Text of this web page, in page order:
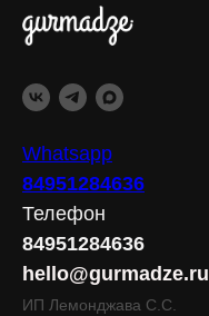
Whatsapp
84951284636
Телефон
84951284636
hello@gurmadze.ru
ИП Лемонджава С.С.